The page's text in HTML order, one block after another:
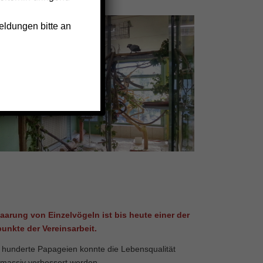
von Einzelvögeln ist bis heute einer der
der Vereinsarbeit.
Papageien konnte die Lebensqualität
bitte an